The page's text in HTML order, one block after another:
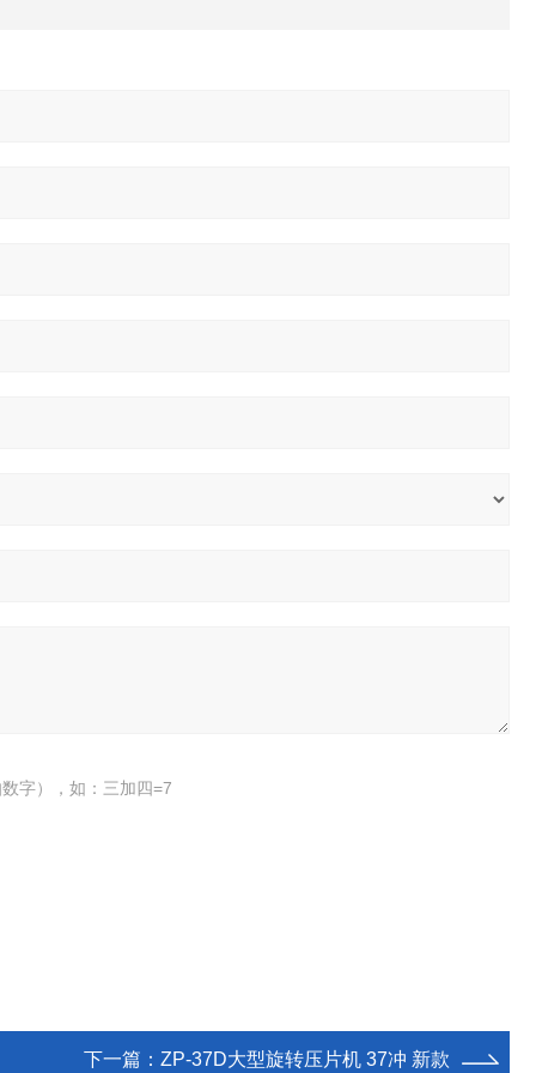
字），如：三加四=7
下一篇： ZP-37D大型旋转压片机 37冲 新款